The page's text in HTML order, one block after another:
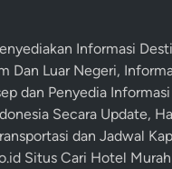
Informasi
Dan Luar Negeri,
dan Penyedia
Secara Update,
danJadwal
Situs Cari Hotel Murah